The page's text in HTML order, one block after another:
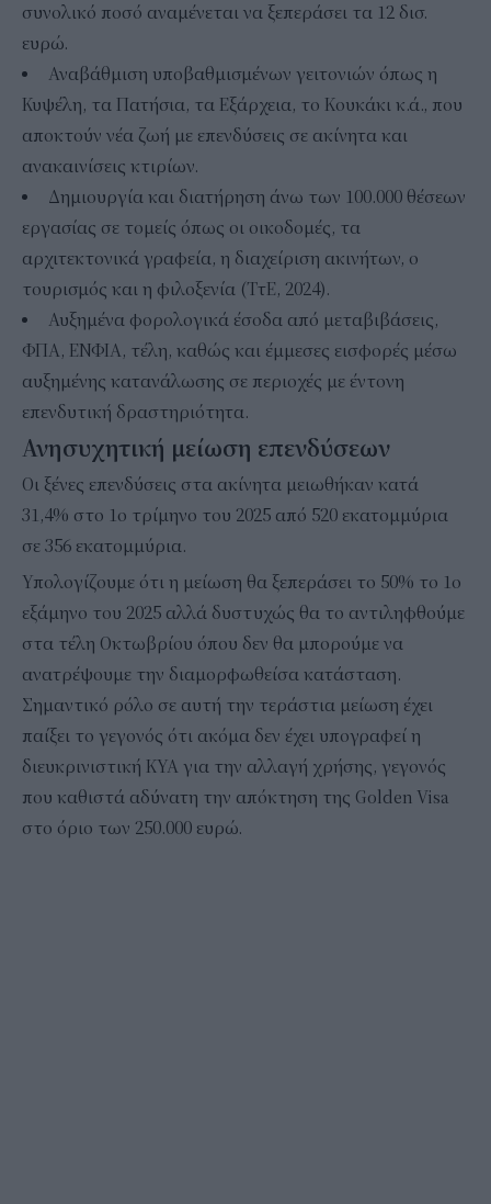
συνολικό ποσό αναμένεται να ξεπεράσει τα 12 δισ.
ευρώ.
Αναβάθμιση υποβαθμισμένων γειτονιών όπως η
Κυψέλη, τα Πατήσια, τα Εξάρχεια, το Κουκάκι κ.ά., που
αποκτούν νέα ζωή με επενδύσεις σε ακίνητα και
ανακαινίσεις κτιρίων.
Δημιουργία και διατήρηση άνω των 100.000 θέσεων
εργασίας σε τομείς όπως οι οικοδομές, τα
αρχιτεκτονικά γραφεία, η διαχείριση ακινήτων, ο
τουρισμός και η φιλοξενία (ΤτΕ, 2024).
Αυξημένα φορολογικά έσοδα από μεταβιβάσεις,
ΦΠΑ, ΕΝΦΙΑ, τέλη, καθώς και έμμεσες εισφορές μέσω
αυξημένης κατανάλωσης σε περιοχές με έντονη
επενδυτική δραστηριότητα.
Ανησυχητική μείωση επενδύσεων
Οι ξένες επενδύσεις στα ακίνητα μειωθήκαν κατά
31,4% στο 1ο τρίμηνο του 2025 από 520 εκατομμύρια
σε 356 εκατομμύρια.
Υπολογίζουμε ότι η μείωση θα ξεπεράσει το 50% το 1ο
εξάμηνο του 2025 αλλά δυστυχώς θα το αντιληφθούμε
στα τέλη Οκτωβρίου όπου δεν θα μπορούμε να
ανατρέψουμε την διαμορφωθείσα κατάσταση.
Σημαντικό ρόλο σε αυτή την τεράστια μείωση έχει
παίξει το γεγονός ότι ακόμα δεν έχει υπογραφεί η
διευκρινιστική ΚΥΑ για την αλλαγή χρήσης, γεγονός
που καθιστά αδύνατη την απόκτηση της Golden Visa
στο όριο των 250.000 ευρώ.